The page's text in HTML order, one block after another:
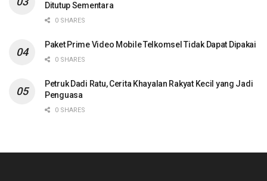
Ditutup Sementara
0 SHARES
Paket Prime Video Mobile Telkomsel Tidak Dapat Dipakai
0 SHARES
Petruk Dadi Ratu, Cerita Khayalan Rakyat Kecil yang Jadi
Penguasa
0 SHARES